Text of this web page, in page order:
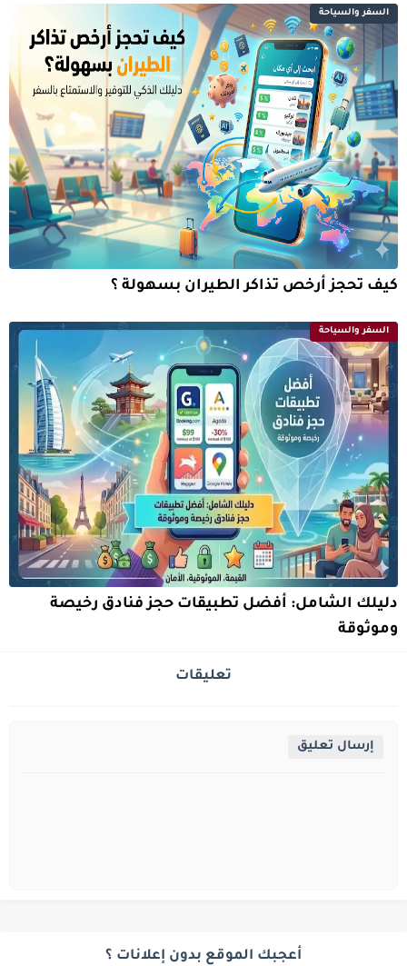
السفر والسياحة
كيف تحجز أرخص تذاكر الطيران بسهولة ؟
السفر والسياحة
دليلك الشامل: أفضل تطبيقات حجز فنادق رخيصة
وموثوقة
تعليقات
إرسال تعليق
أعجبك الموقع بدون إعلانات ؟